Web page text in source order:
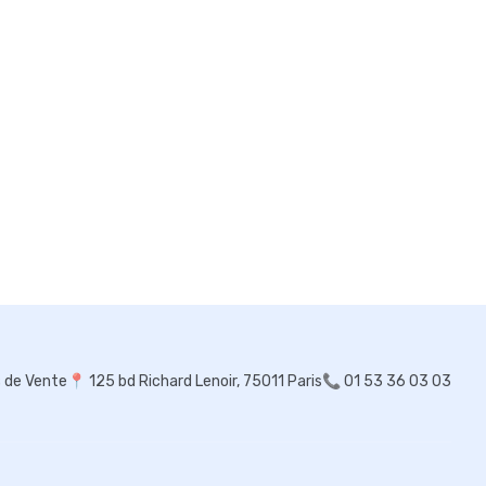
de Vente 📍 125 bd Richard Lenoir, 75011 Paris📞 01 53 36 03 03